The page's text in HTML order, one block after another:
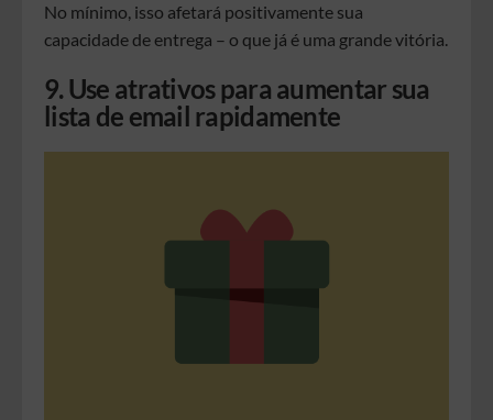
No mínimo, isso afetará positivamente sua
capacidade de entrega – o que já é uma grande vitória.
9. Use atrativos para aumentar sua
lista de email rapidamente